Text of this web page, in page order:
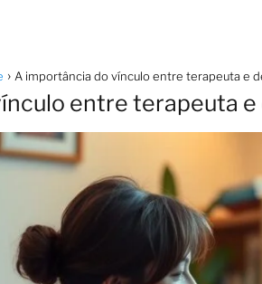
A importância do vínculo entre terapeuta e
entre terapeuta